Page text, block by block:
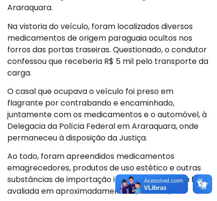
Araraquara.
Na vistoria do veículo, foram localizados diversos
medicamentos de origem paraguaia ocultos nos
forros das portas traseiras. Questionado, o condutor
confessou que receberia R$ 5 mil pelo transporte da
carga.
O casal que ocupava o veículo foi preso em
flagrante por contrabando e encaminhado,
juntamente com os medicamentos e o automóvel, à
Delegacia da Polícia Federal em Araraquara, onde
permaneceu à disposição da Justiça.
Ao todo, foram apreendidos medicamentos
emagrecedores, produtos de uso estético e outras
substâncias de importação irregular, cuja carga foi
avaliada em aproximadamente R$ 314.850,00.